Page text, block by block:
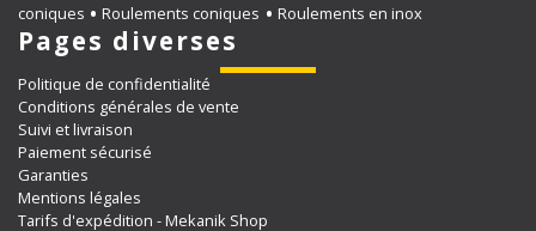
coniques
Roulements coniques Roulements en inox
Pages diverses
Politique de confidentialité
Conditions générales de vente
Suivi et livraison
Paiement sécurisé
Garanties
Mentions légales
Tarifs d'expédition - Mekanik Shop